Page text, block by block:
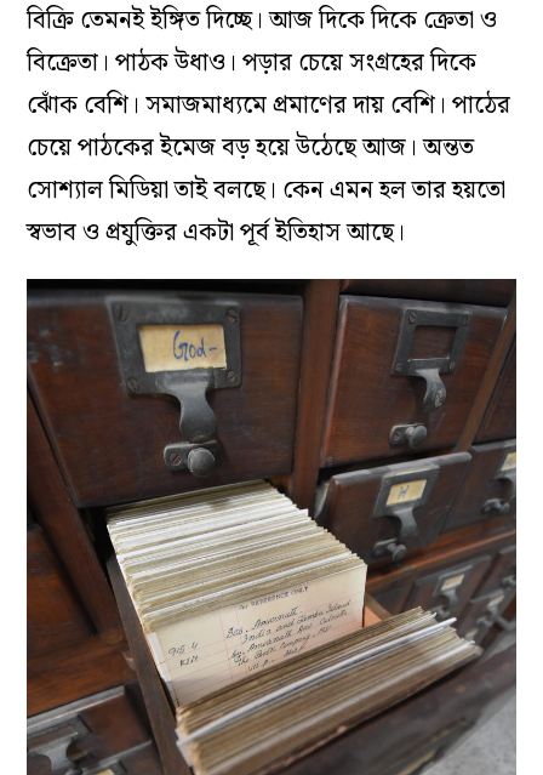
বিক্রি তেমনই ইঙ্গিত দিচ্ছে। আজ দিকে দিকে ক্রেতা ও
বিক্রেতা। পাঠক উধাও। পড়ার চেয়ে সংগ্রহের দিকে
ঝোঁক বেশি। সমাজমাধ্যমে প্রমাণের দায় বেশি। পাঠের
চেয়ে পাঠকের ইমেজ বড় হয়ে উঠেছে আজ। অন্তত
সোশ্যাল মিডিয়া তাই বলছে। কেন এমন হল তার হয়তো
স্বভাব ও প্রযুক্তির একটা পূর্ব ইতিহাস আছে।